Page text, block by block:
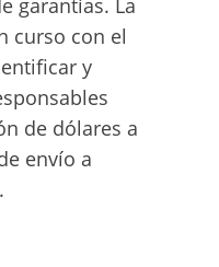
garantías. La
curso con el
y
de dólares a
envío a